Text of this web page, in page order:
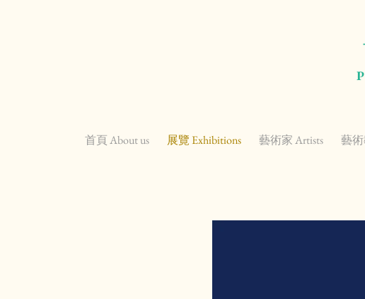
首頁 About us 展覽 Exhibitions 藝術家 Artists 藝